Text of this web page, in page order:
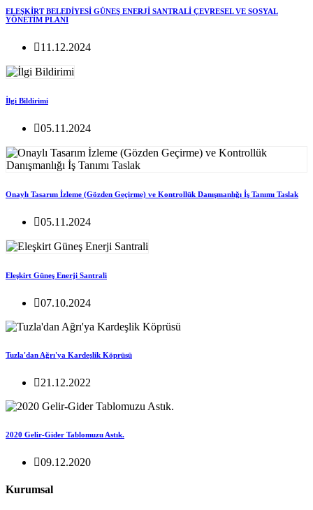
ELEŞKİRT BELEDİYESİ GÜNEŞ ENERJİ SANTRALİ ÇEVRESEL VE SOSYAL
YÖNETİM PLANI
11.12.2024
İlgi Bildirimi
05.11.2024
Onaylı Tasarım İzleme (Gözden Geçirme) ve Kontrollük Danışmanlığı İş Tanımı Taslak
05.11.2024
Eleşkirt Güneş Enerji Santrali
07.10.2024
Tuzla'dan Ağrı'ya Kardeşlik Köprüsü
21.12.2022
2020 Gelir-Gider Tablomuzu Astık.
09.12.2020
Kurumsal